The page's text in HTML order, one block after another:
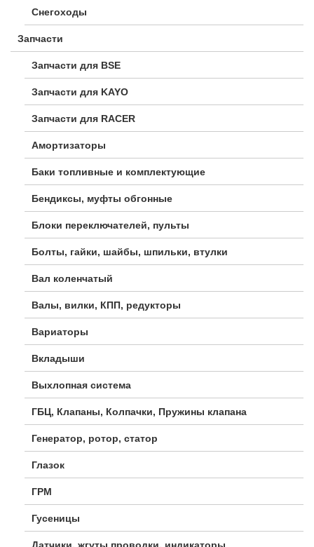
Снегоходы
Запчасти
Запчасти для BSE
Запчасти для KAYO
Запчасти для RACER
Амортизаторы
Баки топливные и комплектующие
Бендиксы, муфты обгонные
Блоки переключателей, пульты
Болты, гайки, шайбы, шпильки, втулки
Вал коленчатый
Валы, вилки, КПП, редукторы
Вариаторы
Вкладыши
Выхлопная система
ГБЦ, Клапаны, Колпачки, Пружины клапана
Генератор, ротор, статор
Глазок
ГРМ
Гусеницы
Датчики, жгуты проводки, индикаторы